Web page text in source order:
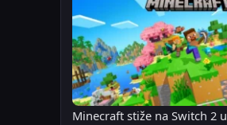
Minecraft stiže na Switch 2 u